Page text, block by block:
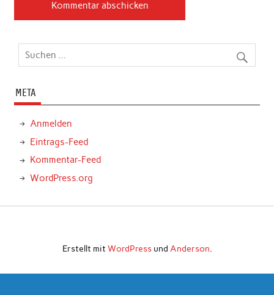
META
Anmelden
Eintrags-Feed
Kommentar-Feed
WordPress.org
Erstellt mit WordPressund Anderson